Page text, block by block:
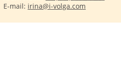
E-mail: irina@i-volga.com